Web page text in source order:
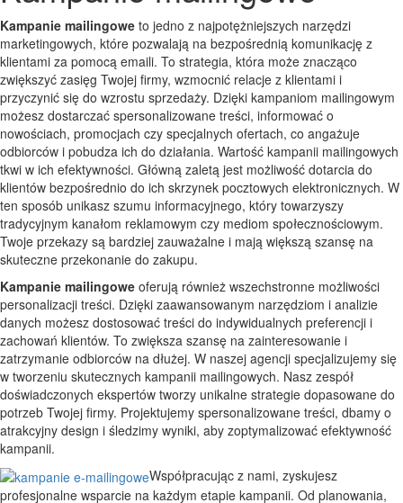
Kampanie mailingowe to jedno z najpotężniejszych narzędzi
marketingowych, które pozwalają na bezpośrednią komunikację z
klientami za pomocą emaili. To strategia, która może znacząco
zwiększyć zasięg Twojej firmy, wzmocnić relacje z klientami i
przyczynić się do wzrostu sprzedaży. Dzięki kampaniom mailingowym
możesz dostarczać spersonalizowane treści, informować o
nowościach, promocjach czy specjalnych ofertach, co angażuje
odbiorców i pobudza ich do działania. Wartość kampanii mailingowych
tkwi w ich efektywności. Główną zaletą jest możliwość dotarcia do
klientów bezpośrednio do ich skrzynek pocztowych elektronicznych. W
ten sposób unikasz szumu informacyjnego, który towarzyszy
tradycyjnym kanałom reklamowym czy mediom społecznościowym.
Twoje przekazy są bardziej zauważalne i mają większą szansę na
skuteczne przekonanie do zakupu.
Kampanie mailingowe oferują również wszechstronne możliwości
personalizacji treści. Dzięki zaawansowanym narzędziom i analizie
danych możesz dostosować treści do indywidualnych preferencji i
zachowań klientów. To zwiększa szansę na zainteresowanie i
zatrzymanie odbiorców na dłużej. W naszej agencji specjalizujemy się
w tworzeniu skutecznych kampanii mailingowych. Nasz zespół
doświadczonych ekspertów tworzy unikalne strategie dopasowane do
potrzeb Twojej firmy. Projektujemy spersonalizowane treści, dbamy o
atrakcyjny design i śledzimy wyniki, aby zoptymalizować efektywność
kampanii.
Współpracując z nami, zyskujesz
profesjonalne wsparcie na każdym etapie kampanii. Od planowania,